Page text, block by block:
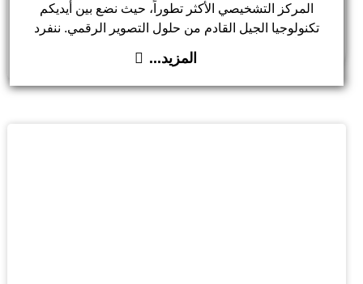
المركز التشخيصي الأكثر تطوراً، حيث نضع بين أيديكم
تكنولوجيا الجيل القادم من حلول التصوير الرقمي. ننفرد
عبر جهازنا الفريد الذي يجمع بين قوة الأجهزة المغلقة
وراحة الأجهزة المفتوحة بفتحة قطرها 80 سم، مما يضمن
المزيد...